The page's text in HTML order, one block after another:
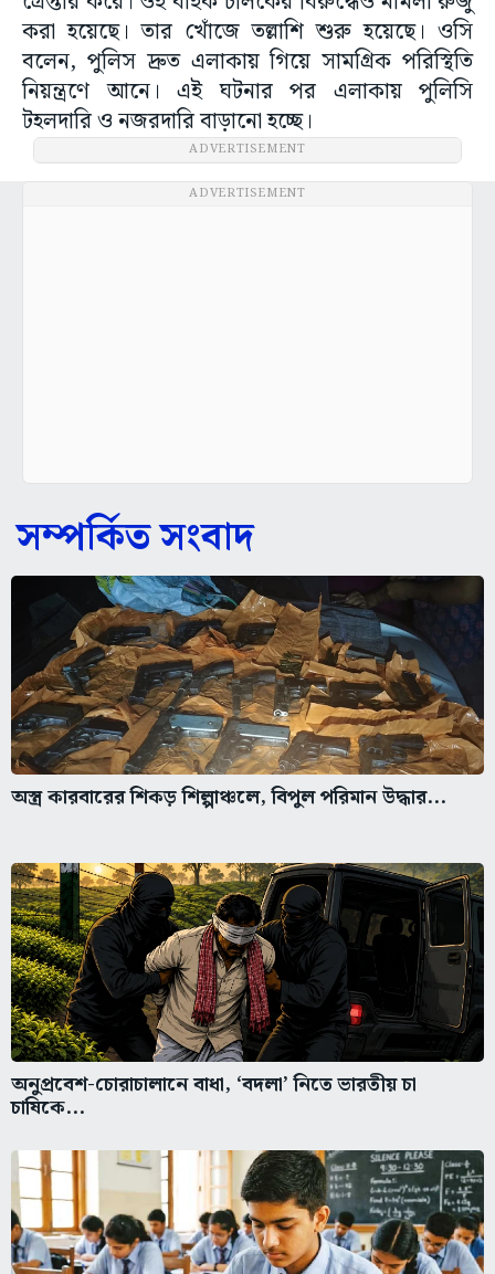
করা হয়েছে। তার খোঁজে তল্লাশি শুরু হয়েছে। ওসি
বলেন, পুলিস দ্রুত এলাকায় গিয়ে সামগ্রিক পরিস্থিতি
নিয়ন্ত্রণে আনে। এই ঘটনার পর এলাকায় পুলিসি
টহলদারি ও নজরদারি বাড়ানো হচ্ছে।
ADVERTISEMENT
ADVERTISEMENT
সম্পর্কিত সংবাদ
অস্ত্র কারবারের শিকড় শিল্পাঞ্চলে, বিপুল পরিমান উদ্ধার...
অনুপ্রবেশ-চোরাচালানে বাধা, ‘বদলা’ নিতে ভারতীয় চা
চাষিকে...